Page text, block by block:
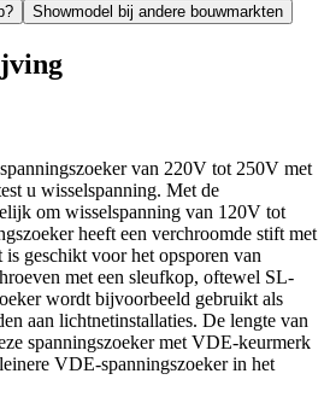
Showmodel bij andere bouwmarkten
van 220V tot 250V met
u wisselspanning. Met de
om wisselspanning van 120V tot
heeft een verchroomde stift met
geschikt voor het opsporen van
met een sleufkop, oftewel SL-
wordt bijvoorbeeld gebruikt als
aan lichtnetinstallaties. De lengte van
spanningszoeker met VDE-keurmerk
VDE-spanningszoeker in het